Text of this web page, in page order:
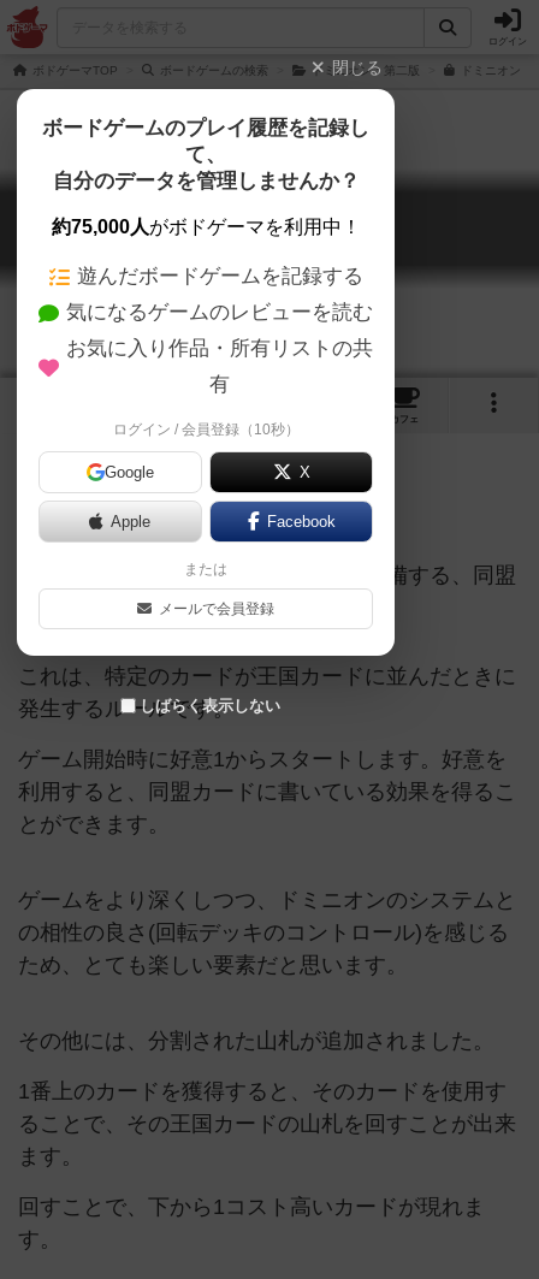
ログイン
ボドゲーマTOP ボードゲームの検索 ドミニオン：第二版 ドミニオン：
ドミニオン：同盟
Dominion: Allies
カフェ
ドミニオンの現最新拡張(2022.7)です。
新しい要素として、ゲームの最初に準備する、同盟
が追加されました。
これは、特定のカードが王国カードに並んだときに
発生するルールです。
ゲーム開始時に好意1からスタートします。好意を
利用すると、同盟カードに書いている効果を得るこ
とができます。
ゲームをより深くしつつ、ドミニオンのシステムと
の相性の良さ(回転デッキのコントロール)を感じる
ため、とても楽しい要素だと思います。
その他には、分割された山札が追加されました。
1番上のカードを獲得すると、そのカードを使用す
ることで、その王国カードの山札を回すことが出来
ます。
回すことで、下から1コスト高いカードが現れま
す。
閉じる
ボードゲームのプレイ履歴を記録し
て、
自分のデータを管理しませんか？
約75,000人がボドゲーマを利用中！
遊んだボードゲームを記録する
気になるゲームのレビューを読む
お気に入り作品・所有リストの共
有
ログイン / 会員登録（10秒）
Google X
Apple Facebook
または
メールで会員登録
しばらく表示しない